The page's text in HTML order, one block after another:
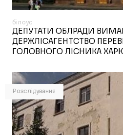
білоус
ДЕПУТАТИ ОБЛРАДИ
ДЕРЖЛІСАГЕНТСТВО
ГОЛОВНОГО ЛІСНИКА
Розслідування